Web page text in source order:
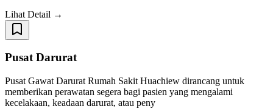
Lihat Detail →
Pusat Darurat
Pusat Gawat Darurat Rumah Sakit Huachiew dirancang untuk
memberikan perawatan segera bagi pasien yang mengalami
kecelakaan, keadaan darurat, atau peny